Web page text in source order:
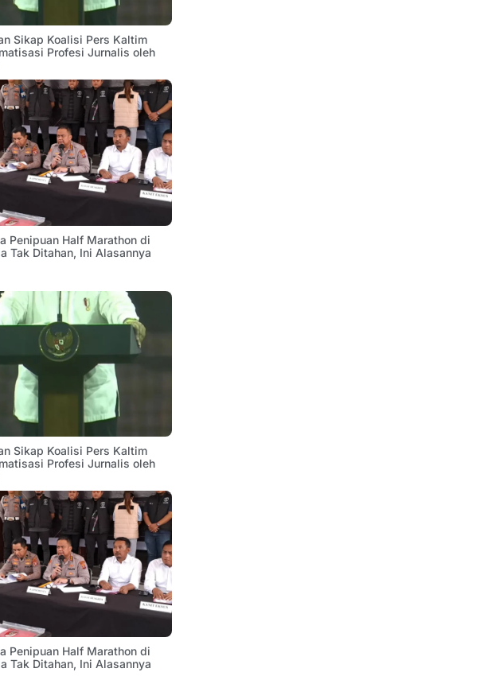
Sikap Koalisi Pers Kaltim
Profesi Jurnalis oleh
Penipuan Half Marathon di
Tak Ditahan, Ini Alasannya
Sikap Koalisi Pers Kaltim
Profesi Jurnalis oleh
Penipuan Half Marathon di
Tak Ditahan, Ini Alasannya